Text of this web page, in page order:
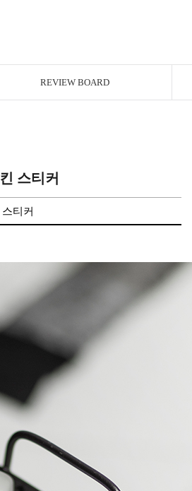
REVIEW BOARD
스티커
티커